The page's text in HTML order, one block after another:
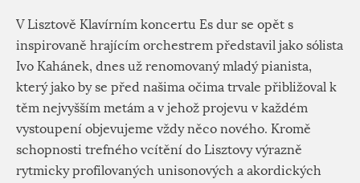
V Lisztově Klavírním koncertu Es dur se opět s
inspirovaně hrajícím orchestrem představil jako sólista
Ivo Kahánek, dnes už renomovaný mladý pianista,
který jako by se před našima očima trvale přibližoval k
těm nejvyšším metám a v jehož projevu v každém
vystoupení objevujeme vždy něco nového. Kromě
schopnosti trefného vcítění do Lisztovy výrazně
rytmicky profilovaných unisonových a akordických